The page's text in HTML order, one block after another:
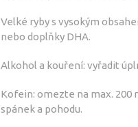
Velké ryby s vysokým
nebo doplňky DHA.
Alkohol a kouření: vyřadit
Kofein: omezte na max. 200
spánek a pohodu.